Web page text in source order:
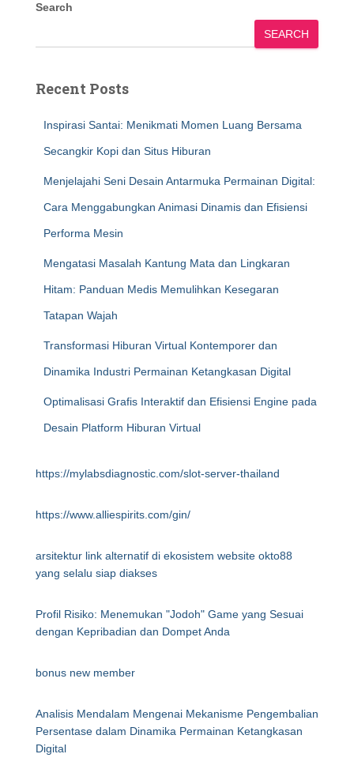
Search
SEARCH
Recent Posts
Inspirasi Santai: Menikmati Momen Luang Bersama
Secangkir Kopi dan Situs Hiburan
Menjelajahi Seni Desain Antarmuka Permainan Digital:
Cara Menggabungkan Animasi Dinamis dan Efisiensi
Performa Mesin
Mengatasi Masalah Kantung Mata dan Lingkaran
Hitam: Panduan Medis Memulihkan Kesegaran
Tatapan Wajah
Transformasi Hiburan Virtual Kontemporer dan
Dinamika Industri Permainan Ketangkasan Digital
Optimalisasi Grafis Interaktif dan Efisiensi Engine pada
Desain Platform Hiburan Virtual
https://mylabsdiagnostic.com/slot-server-thailand
https://www.alliespirits.com/gin/
arsitektur link alternatif di ekosistem website okto88
yang selalu siap diakses
Profil Risiko: Menemukan "Jodoh" Game yang Sesuai
dengan Kepribadian dan Dompet Anda
bonus new member
Analisis Mendalam Mengenai Mekanisme Pengembalian
Persentase dalam Dinamika Permainan Ketangkasan
Digital